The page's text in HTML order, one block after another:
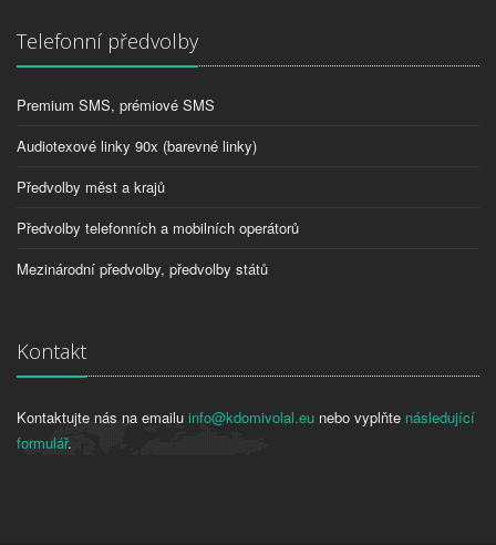
Telefonní předvolby
Premium SMS, prémiové SMS
Audiotexové linky 90x (barevné linky)
Předvolby měst a krajů
Předvolby telefonních a mobilních operátorů
Mezinárodní předvolby, předvolby států
Kontakt
Kontaktujte nás na emailu info@kdomivolal.eu nebo vyplňte následující
formulář.